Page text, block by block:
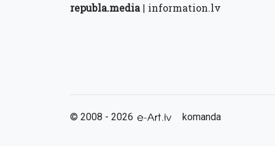
republa.media| information.lv
© 2008 - 2026 komanda